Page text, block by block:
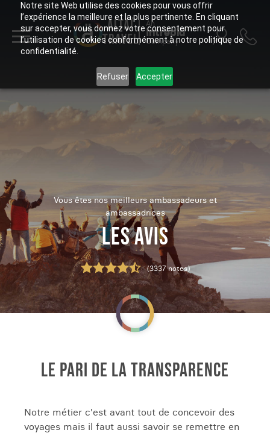
Notre site Web utilise des cookies pour vous offrir
l’expérience la meilleure et la plus pertinente. En cliquant
sur accepter, vous donnez votre consentement pour
l’utilisation de cookies conformément à notre politique de
confidentialité.
Refuser Accepter
ALTAÏ
TRAVEL
An
Intrepid
Company
Vous êtes nos meilleurs ambassadeurs et
ambassadrices
LES AVIS
(3337 notes)
LE PARI DE LA TRANSPARENCE
Notre métier c'est avant tout de concevoir des
voyages mais il faut aussi savoir se remettre en